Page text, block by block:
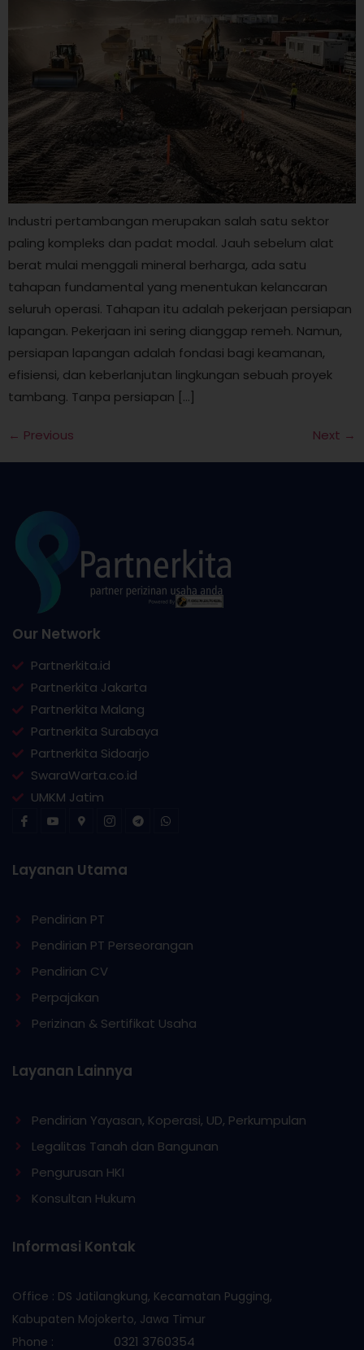
Industri pertambangan merupakan salah satu sektor
paling kompleks dan padat modal. Jauh sebelum alat
berat mulai menggali mineral berharga, ada satu
tahapan fundamental yang menentukan kelancaran
seluruh operasi. Tahapan itu adalah pekerjaan persiapan
lapangan. Pekerjaan ini sering dianggap remeh. Namun,
persiapan lapangan adalah fondasi bagi keamanan,
efisiensi, dan keberlanjutan lingkungan sebuah proyek
tambang. Tanpa persiapan […]
← Previous Next →
Our Network
Partnerkita.id
Partnerkita Jakarta
Partnerkita Malang
Partnerkita Surabaya
Partnerkita Sidoarjo
SwaraWarta.co.id
UMKM Jatim
Layanan Utama
Pendirian PT
Pendirian PT Perseorangan
Pendirian CV
Perpajakan
Perizinan & Sertifikat Usaha
Layanan Lainnya
Pendirian Yayasan, Koperasi, UD, Perkumpulan
Legalitas Tanah dan Bangunan
Pengurusan HKI
Konsultan Hukum
Informasi Kontak
Office : DS Jatilangkung, Kecamatan Pugging,
Kabupaten Mojokerto, Jawa Timur
Phone :
0321 3760354